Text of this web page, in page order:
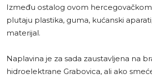
Između ostalog ovom
plutaju plastika, guma, kućanski
materijal.
Naplavina je za sada zaustavljena na
hidroelektrane Grabovica, ali ako